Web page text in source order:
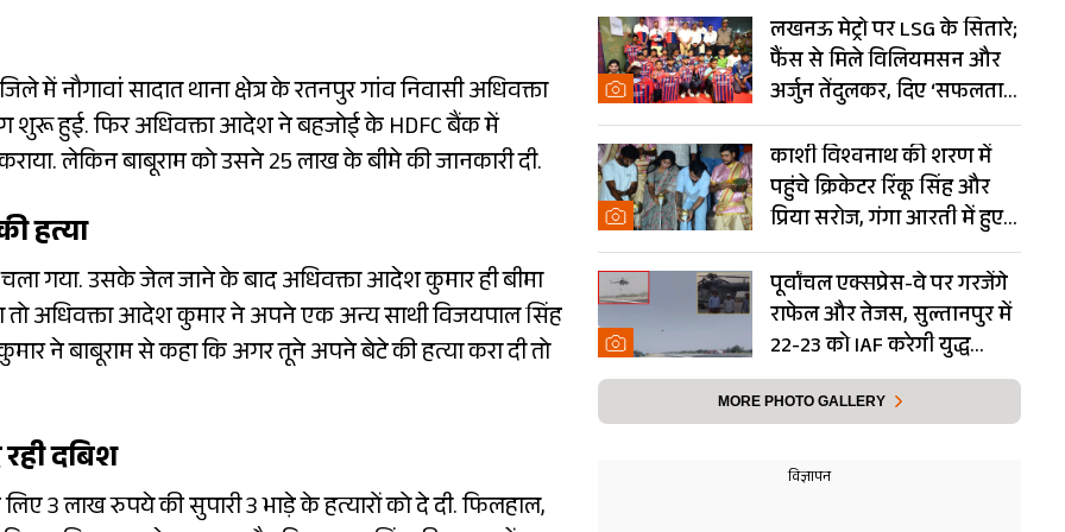
नौगावां सादात थाना क्षेत्र के रतनपुर गांव निवासी अधिवक्ता
शुरू हुई. फिर अधिवक्ता आदेश ने बहजोई के HDFC बैंक में
लेकिन बाबूराम को उसने 25 लाख के बीमे की जानकारी दी.
हत्या
गया. उसके जेल जाने के बाद अधिवक्ता आदेश कुमार ही बीमा
अधिवक्ता आदेश कुमार ने अपने एक अन्य साथी विजयपाल सिंह
ने बाबूराम से कहा कि अगर तूने अपने बेटे की हत्या करा दी तो
दबिश
3 लाख रुपये की सुपारी 3 भाड़े के हत्यारों को दे दी. फिलहाल,
लखनऊ मेट्रो पर LSG के सितारे;
फैंस से मिले विलियमसन और
अर्जुन तेंदुलकर, दिए ‘सफलता
के मंत्र’- PHOTOS
काशी विश्वनाथ की शरण में
पहुंचे क्रिकेटर रिंकू सिंह और
प्रिया सरोज, गंगा आरती में हुए
शामिल- Photos
पूर्वांचल एक्सप्रेस-वे पर गरजेंगे
राफेल और तेजस, सुल्तानपुर में
22-23 को IAF करेगी युद्ध
अभ्यास
MORE PHOTO GALLERY